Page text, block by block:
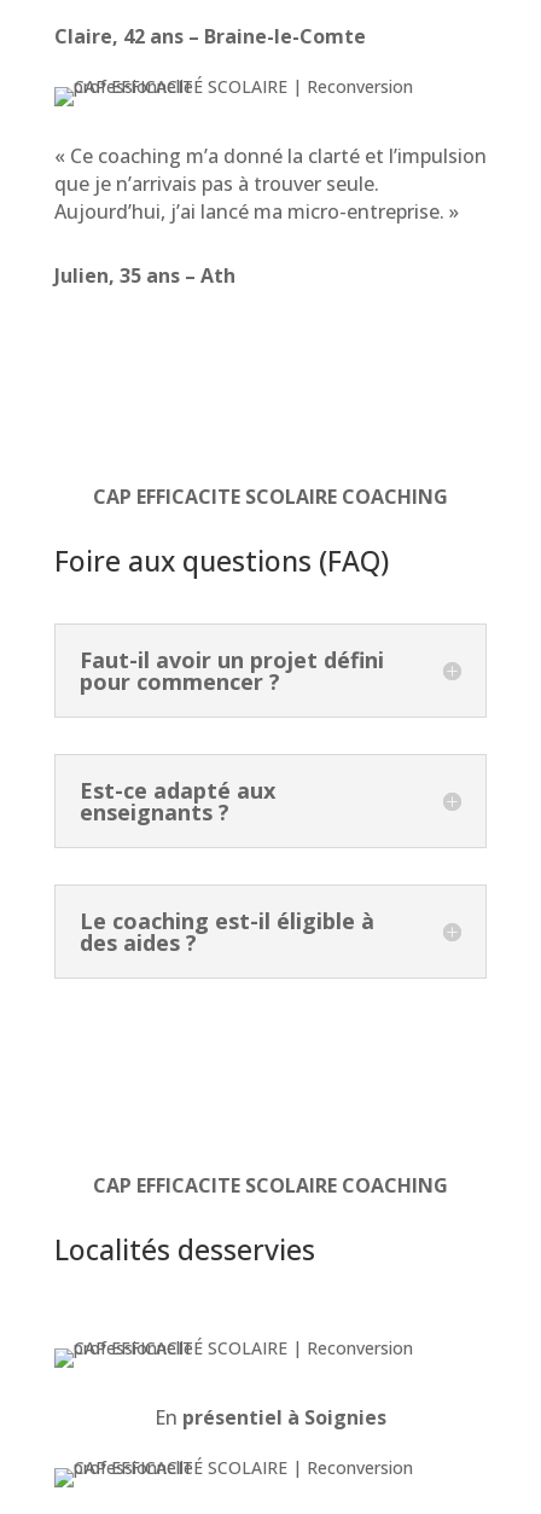
Claire, 42 ans – Braine-le-Comte
« Ce coaching m’a donné la clarté et l’impulsion
que je n’arrivais pas à trouver seule.
Aujourd’hui, j’ai lancé ma micro-entreprise. »
Julien, 35 ans – Ath
CAP EFFICACITE SCOLAIRE COACHING
Foire aux questions (FAQ)
Faut-il avoir un projet défini
pour commencer ?
Est-ce adapté aux
enseignants ?
Le coaching est-il éligible à
des aides ?
CAP EFFICACITE SCOLAIRE COACHING
Localités desservies
En présentiel à Soignies